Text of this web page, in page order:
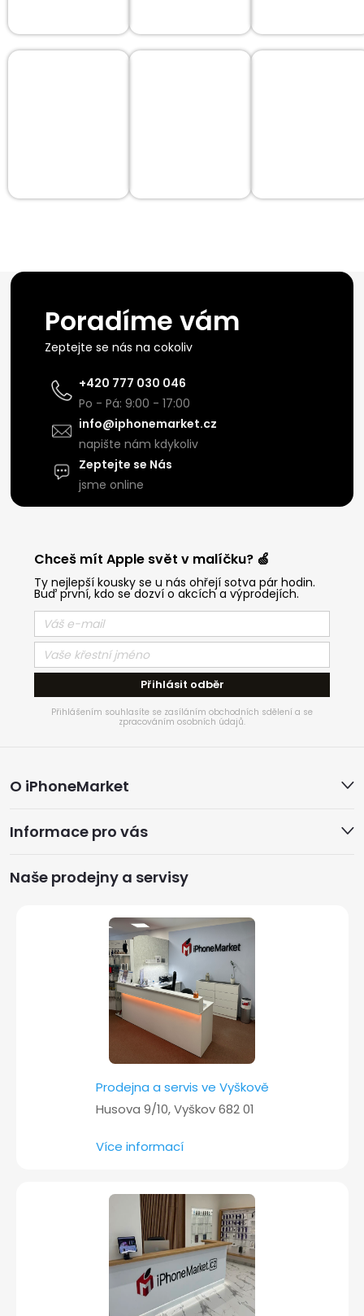
Poradíme vám
Zeptejte se nás na cokoliv
+420 777 030 046
Po - Pá: 9:00 - 17:00
info@iphonemarket.cz
napište nám kdykoliv
Zeptejte se Nás
jsme online
Chceš mít Apple svět v malíčku? 🍏
Ty nejlepší kousky se u nás ohřejí sotva pár hodin.
Buď první, kdo se dozví o akcích a výprodejích.
Přihlásit odběr
Přihlášením souhlasíte se zasíláním obchodních sdělení a se
zpracováním osobních údajů.
á
p
a
O iPhoneMarket
Informace pro vás
Naše prodejny a servisy
Prodejna a servis ve Vyškově
Husova 9/10, Vyškov 682 01
Více informací